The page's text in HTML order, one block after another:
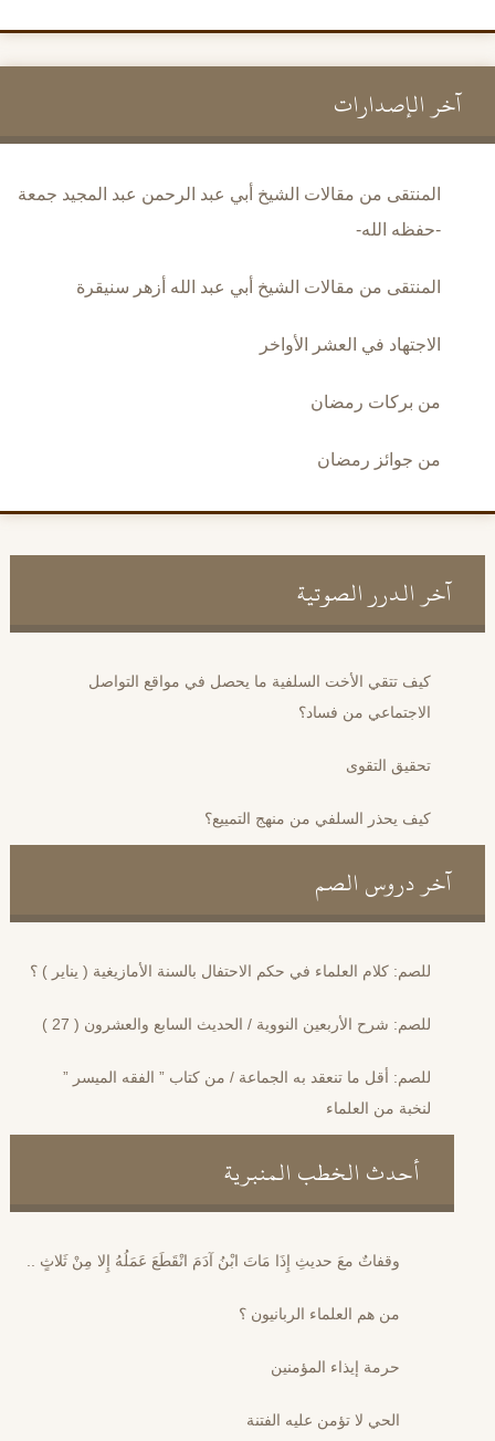
آخر الإصدارات
المنتقى من مقالات الشيخ أبي عبد الرحمن عبد المجيد جمعة
-حفظه الله-
المنتقى من مقالات الشيخ أبي عبد الله أزهر سنيقرة
الاجتهاد في العشر الأواخر
من بركات رمضان
من جوائز رمضان
آخر الدرر الصوتية
كيف تتقي الأخت السلفية ما يحصل في مواقع التواصل
الاجتماعي من فساد؟
تحقيق التقوى
كيف يحذر السلفي من منهج التمييع؟
آخر دروس الصم
للصم: كلام العلماء في حكم الاحتفال بالسنة الأمازيغية ( يناير ) ؟
للصم: شرح الأربعين النووية / الحديث السابع والعشرون ( 27 )
للصم: أقل ما تنعقد به الجماعة / من كتاب ” الفقه الميسر ”
لنخبة من العلماء
أحدث الخطب المنبرية
وقفاتٌ معَ حديثِ إِذَا مَاتَ ابْنُ آدَمَ انْقَطَعَ عَمَلُهُ إِلا مِنْ ثَلاثٍ ..
من هم العلماء الربانيون ؟
حرمة إيذاء المؤمنين
الحي لا تؤمن عليه الفتنة